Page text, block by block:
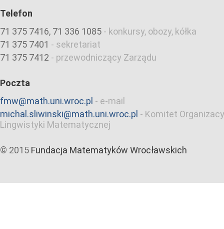
Telefon
71 375 7416, 71 336 1085 - konkursy, obozy, kółka
71 375 7401 - sekretariat
71 375 7412 - przewodniczący Zarządu
Poczta
fmw@math.uni.wroc.pl - e-mail
michal.sliwinski@math.uni.wroc.pl - Komitet
Lingwistyki Matematycznej
© 2015 Fundacja Matematyków Wrocławskich